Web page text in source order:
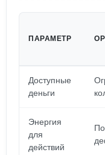
ПАРАМЕТР
Доступные
деньги
Энергия
для
действий